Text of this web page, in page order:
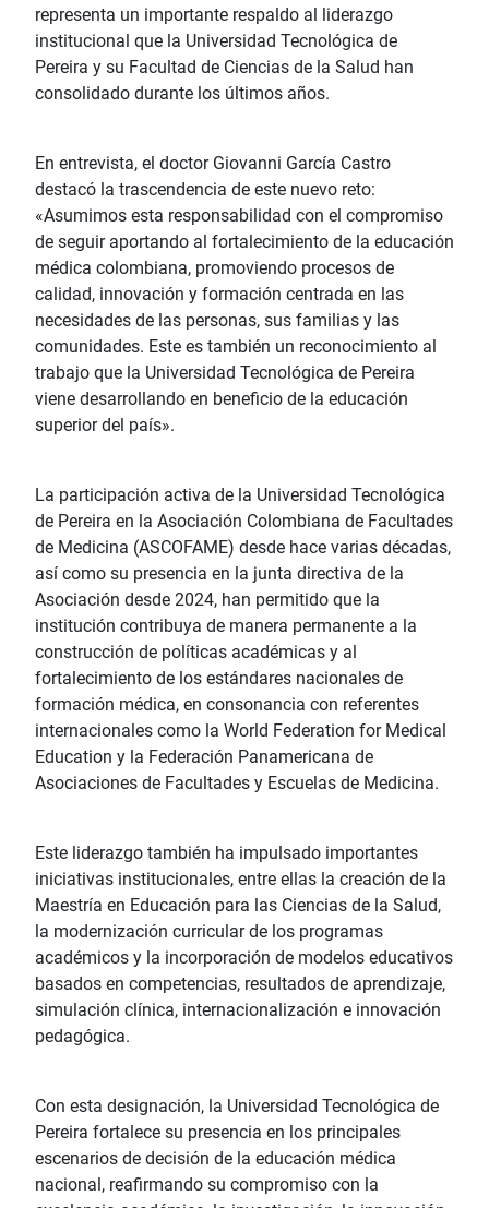
representa un importante respaldo al liderazgo
institucional que la Universidad Tecnológica de
Pereira y su Facultad de Ciencias de la Salud han
consolidado durante los últimos años.
En entrevista, el doctor Giovanni García Castro
destacó la trascendencia de este nuevo reto:
«Asumimos esta responsabilidad con el compromiso
de seguir aportando al fortalecimiento de la educación
médica colombiana, promoviendo procesos de
calidad, innovación y formación centrada en las
necesidades de las personas, sus familias y las
comunidades. Este es también un reconocimiento al
trabajo que la Universidad Tecnológica de Pereira
viene desarrollando en beneficio de la educación
superior del país».
La participación activa de la Universidad Tecnológica
de Pereira en la Asociación Colombiana de Facultades
de Medicina (ASCOFAME) desde hace varias décadas,
así como su presencia en la junta directiva de la
Asociación desde 2024, han permitido que la
institución contribuya de manera permanente a la
construcción de políticas académicas y al
fortalecimiento de los estándares nacionales de
formación médica, en consonancia con referentes
internacionales como la World Federation for Medical
Education y la Federación Panamericana de
Asociaciones de Facultades y Escuelas de Medicina.
Este liderazgo también ha impulsado importantes
iniciativas institucionales, entre ellas la creación de la
Maestría en Educación para las Ciencias de la Salud,
la modernización curricular de los programas
académicos y la incorporación de modelos educativos
basados en competencias, resultados de aprendizaje,
simulación clínica, internacionalización e innovación
pedagógica.
Con esta designación, la Universidad Tecnológica de
Pereira fortalece su presencia en los principales
escenarios de decisión de la educación médica
nacional, reafirmando su compromiso con la